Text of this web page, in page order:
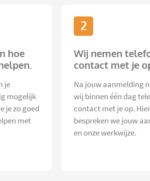
hoe
je
mogelijk
je zo goed
met
2
Wij nemen
contact met je
Na jouw aanmelding
wij binnen één dag
contact met je op.
bespreken we jouw
en onze werkwijze.